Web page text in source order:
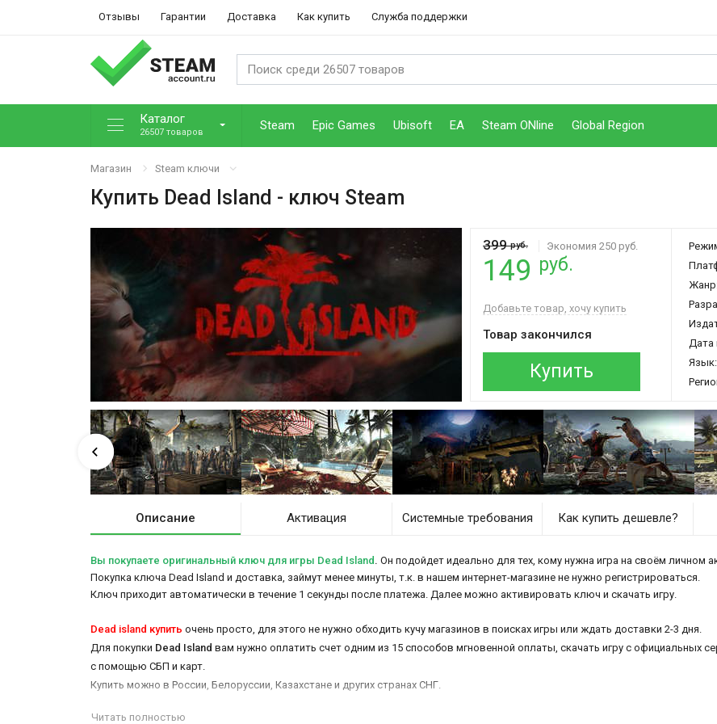
Отзывы Гарантии Доставка Как купить Служба поддержки
Каталог
26507 товаров Steam Epic Games Ubisoft EA Steam ONline Global Region
Магазин Steam ключи
Купить Dead Island - ключ Steam
399руб. Экономия 250 руб.
149 руб.
Добавьте товар, хочу купить
Товар закончился
Купить
Дата
Язык:
Описание Активация Системные требования Как купить дешевле?
Вы покупаете оригинальный ключ для игры Dead Island . Он подойдет идеально для тех, кому нужна игра на своём личном
Покупка ключа Dead Island и доставка, займут менее минуты, т.к. в нашем интернет-магазине не нужно регистрироваться.
Ключ приходит автоматически в течение 1 секунды после платежа. Далее можно активировать ключ и скачать игру.
Dead island купить очень просто, для этого не нужно обходить кучу магазинов в поисках игры или ждать доставки 2-3 дня.
Для покупки Dead Island вам нужно оплатить счет одним из 15 способов мгновенной оплаты, скачать игру с официальных
с помощью СБП и карт.
Купить можно в России, Белоруссии, Казахстане и других странах СНГ.
Читать полностью